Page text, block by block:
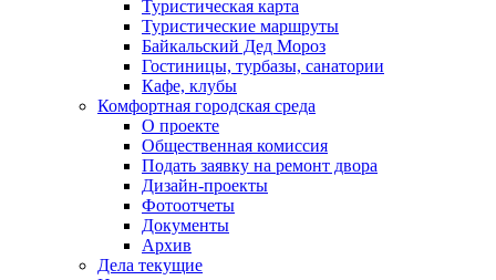
Туристическая карта
Туристические маршруты
Байкальский Дед Мороз
Гостиницы, турбазы, санатории
Кафе, клубы
Комфортная городская среда
О проекте
Общественная комиссия
Подать заявку на ремонт двора
Дизайн-проекты
Фотоотчеты
Документы
Архив
Дела текущие